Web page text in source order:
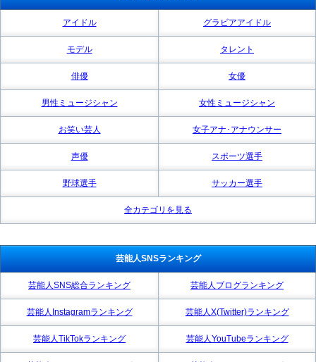
アイドル グラビアアイドル
モデル タレント
俳優 女優
男性ミュージシャン 女性ミュージシャン
お笑い芸人 女子アナ･アナウンサー
声優 スポーツ選手
野球選手 サッカー選手
全カテゴリを見る
芸能人SNSランキング
芸能人SNS総合ランキング 芸能人ブログランキング
芸能人Instagramランキング 芸能人X(Twitter)ランキング
芸能人TikTokランキング 芸能人YouTubeランキング